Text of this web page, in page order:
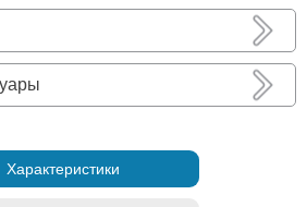
Характеристики